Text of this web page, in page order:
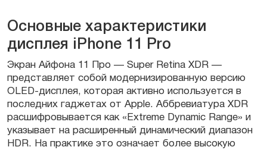
Основные характеристики
дисплея iPhone 11 Pro
Экран Айфона 11 Про — Super Retina XDR —
представляет собой модернизированную версию
OLED-дисплея, которая активно используется в
последних гаджетах от Apple. Аббревиатура XDR
расшифровывается как «Extreme Dynamic Range» и
указывает на расширенный динамический диапазон
HDR. На практике это означает более высокую